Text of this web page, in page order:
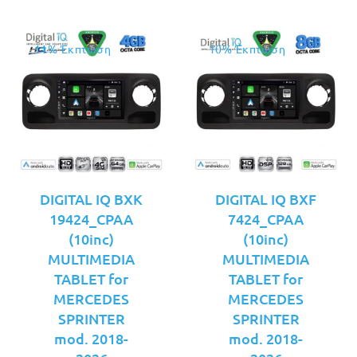
11% Έκπτωση
DIGITAL IQ BXK
19424_CPAA
(10inc)
MULTIMEDIA
TABLET for
MERCEDES
SPRINTER
mod. 2018-
10% Έκπτωση
DIGITAL IQ BXF
7424_CPAA
(10inc)
MULTIMEDIA
TABLET for
MERCEDES
SPRINTER
mod. 2018-